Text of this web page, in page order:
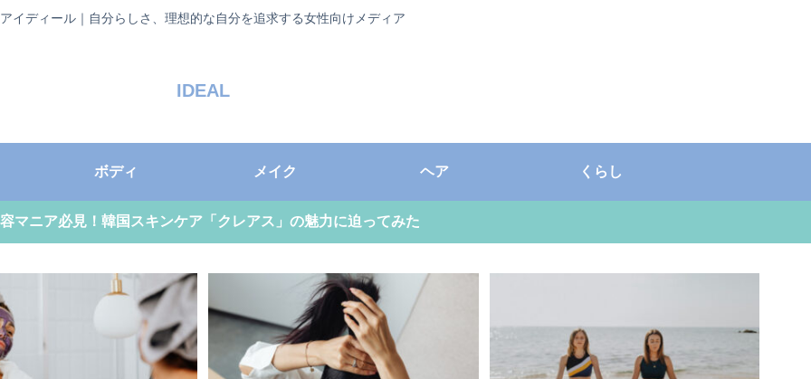
アイディール｜自分らしさ、理想的な自分を追求する女性向けメディア
IDEAL
ボディ メイク ヘア くらし
マニア必見！韓国スキンケア「クレアス」の魅力に迫ってみた